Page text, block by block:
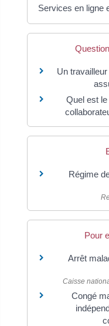
Services en ligne
Un
Quel est
Régime
Pour
Arrêt
Caisse
Congé